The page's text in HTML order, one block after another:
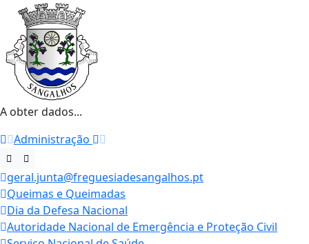
A obter dados...
Administração
geral.junta@freguesiadesangalhos.pt
Queimas e Queimadas
Dia da Defesa Nacional
Autoridade Nacional de Emergência e Proteção Civil